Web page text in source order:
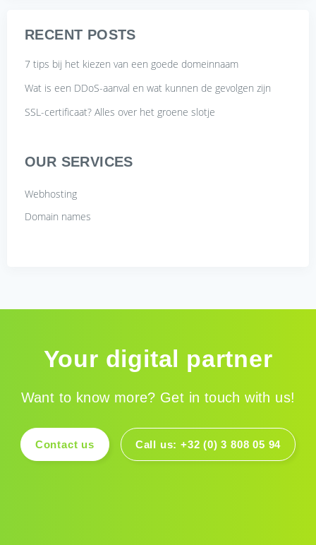
RECENT POSTS
7 tips bij het kiezen van een goede domeinnaam
Wat is een DDoS-aanval en wat kunnen de gevolgen zijn
SSL-certificaat? Alles over het groene slotje
OUR SERVICES
Webhosting
Domain names
Your digital partner
Want to know more? Get in touch with us!
Contact us Call us: +32 (0) 3 808 05 94